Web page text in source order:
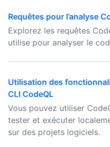
Requêtes pour l’analyse
Explorez les requêtes
utilise pour analyser le
Utilisation des
CLI CodeQL
Vous pouvez utiliser
tester et exécuter
sur des projets logiciels.